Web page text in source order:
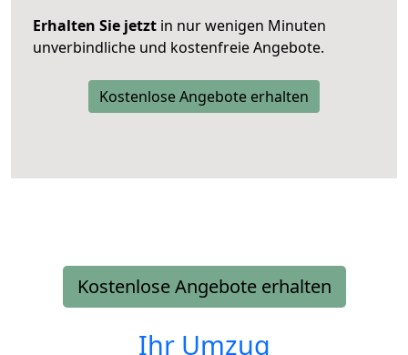
Erhalten Sie jetzt in nur wenigen Minuten
unverbindliche und kostenfreie Angebote.
Kostenlose Angebote erhalten
Kostenlose Angebote erhalten
Ihr Umzug